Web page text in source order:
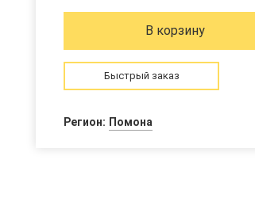
В корзину
Быстрый заказ
Регион: Помона